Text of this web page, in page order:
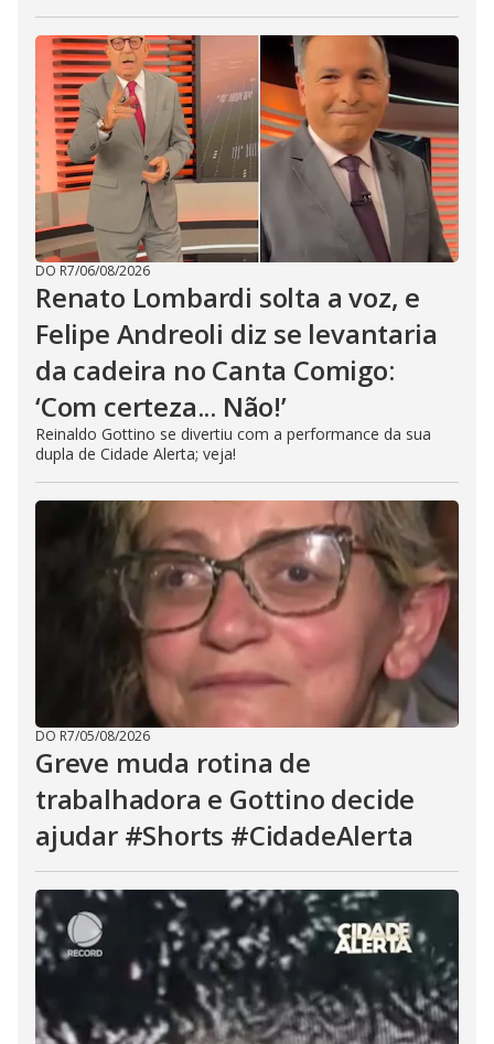
DO R7/06/08/2026
Renato Lombardi solta a voz, e
Felipe Andreoli diz se levantaria
da cadeira no Canta Comigo:
‘Com certeza... Não!’
Reinaldo Gottino se divertiu com a performance da sua
dupla de Cidade Alerta; veja!
DO R7/05/08/2026
Greve muda rotina de
trabalhadora e Gottino decide
ajudar #Shorts #CidadeAlerta